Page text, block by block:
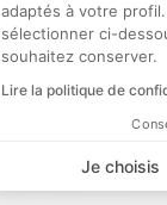
adaptés à votre
sélectionner ci-
souhaitez conserver.
Lire la politique de
Je choisis
Hublo ne